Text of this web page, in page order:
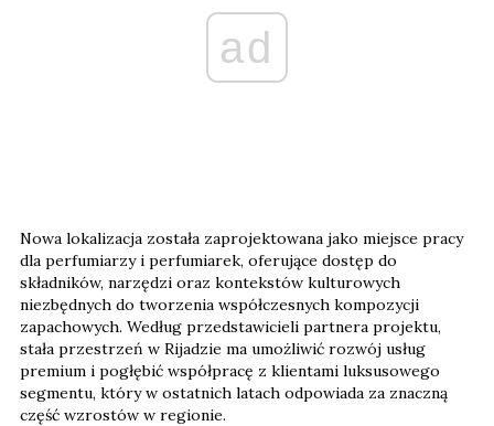
ad
Nowa lokalizacja została zaprojektowana jako miejsce pracy
dla perfumiarzy i perfumiarek, oferujące dostęp do
składników, narzędzi oraz kontekstów kulturowych
niezbędnych do tworzenia współczesnych kompozycji
zapachowych. Według przedstawicieli partnera projektu,
stała przestrzeń w Rijadzie ma umożliwić rozwój usług
premium i pogłębić współpracę z klientami luksusowego
segmentu, który w ostatnich latach odpowiada za znaczną
część wzrostów w regionie.